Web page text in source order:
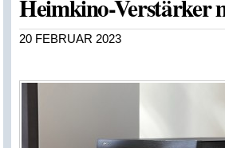
Heimkino-Verstärker
20 FEBRUAR 2023